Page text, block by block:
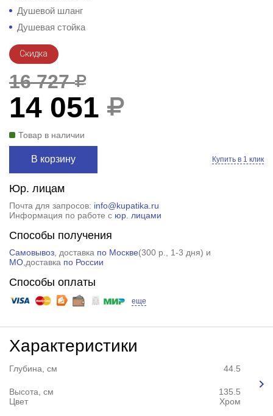
Душевой шланг
Душевая стойка
Скидка
16 727
14 051
Товар в наличии
В корзину Купить в 1 клик
Юр. лицам
Почта для запросов: info@kupatika.ru
Информация по работе с юр. лицами
Способы получения
Самовывоз, доставка по Москве(300 р.
, 1-3 дня) и
МО,доставка по России
Способы оплаты
еще
Характеристики
Глубина, см 44.5
Высота, см
135.5
Цвет
Хром